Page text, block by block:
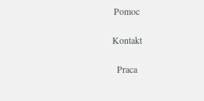
Pomoc
Kontakt
Praca